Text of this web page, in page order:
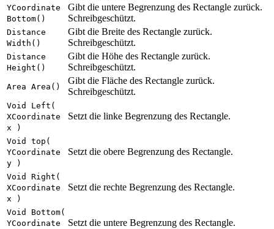
YCoordinate
Bottom()
Gibt die untere Begrenzung des Rectangle zurück.
Schreibgeschützt.
Distance
Width()
Gibt die Breite des Rectangle zurück.
Schreibgeschützt.
Distance
Height()
Gibt die Höhe des Rectangle zurück.
Schreibgeschützt.
Area Area()
Gibt die Fläche des Rectangle zurück.
Schreibgeschützt.
Void Left(
XCoordinate
x )
Setzt die linke Begrenzung des Rectangle.
Void top(
YCoordinate
y )
Setzt die obere Begrenzung des Rectangle.
Void Right(
XCoordinate
x )
Setzt die rechte Begrenzung des Rectangle.
Void Bottom(
YCoordinate
Setzt die untere Begrenzung des Rectangle.